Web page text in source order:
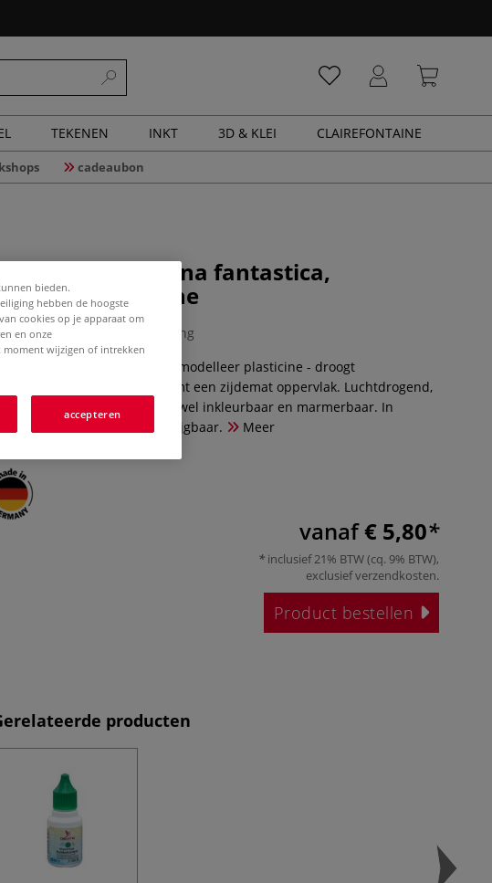
TEKENEN INKT 3D & KLEI CLAIREFONTAINE
cadeaubon
Porcellana fantastica,
plasticine
0 Beoordeling
Porcellana fantastica, modelleer plasticine - droogt
stevig op en vormt een zijdemat oppervlak. Luchtdrogend,
van schadelijke stoffen en zowel inkleurbaar en marmerbaar. In
uitvoeringen verkrijgbaar.
Meer
vanaf€ 5,80
inclusief 21% BTW (cq. 9% BTW),
exclusiefverzendkosten.
Product bestellen
producten
bieden.
hebben de hoogste
cookies op je apparaat om
en onze
wijzigen of intrekken
accepteren